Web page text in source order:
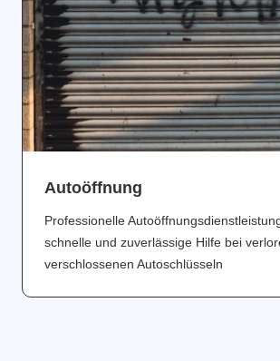
Аutoöffnung
Professionelle
schnelle und zuverlässige Hilfe bei
verschlossenen Autoschlüsseln